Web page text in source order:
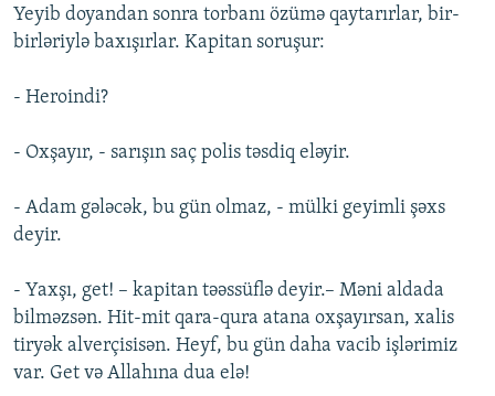
Yeyib doyandan sonra torbanı özümə qaytarırlar, bir-
birləriylə baxışırlar. Kapitan soruşur:
- Heroindi?
- Oxşayır, - sarışın saç polis təsdiq eləyir.
- Adam gələcək, bu gün olmaz, - mülki geyimli şəxs
deyir.
- Yaxşı, get! – kapitan təəssüflə deyir.– Məni aldada
bilməzsən. Hit-mit qara-qura atana oxşayırsan, xalis
tiryək alverçisisən. Heyf, bu gün daha vacib işlərimiz
var. Get və Allahına dua elə!